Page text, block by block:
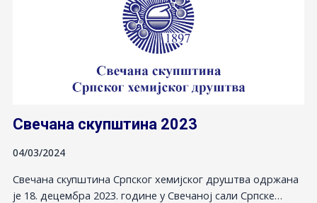
Свечана скупштина 2023
04/03/2024
Свечана скупштина Српског хемијског друштва одржана
је 18. децембра 2023. године у Свечаној сали Српске…